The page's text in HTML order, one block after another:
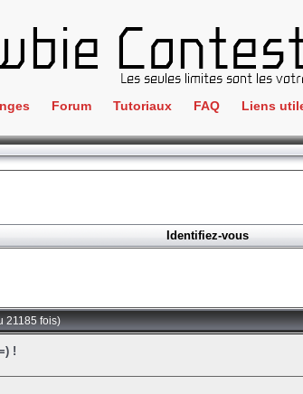
Forum Tutoriaux FAQ Liens
IRC
Identifiez-vous
21185 fois)
!